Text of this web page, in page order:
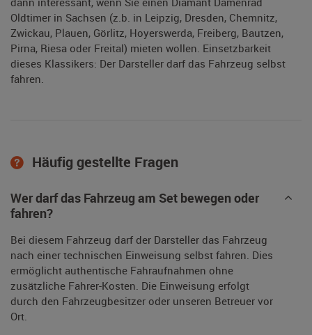
Oldtimer in Sachsen (z.b. in Leipzig, Dresden, Chemnitz,
Zwickau, Plauen, Görlitz, Hoyerswerda, Freiberg, Bautzen,
Pirna, Riesa oder Freital) mieten wollen. Einsetzbarkeit
dieses Klassikers: Der Darsteller darf das Fahrzeug selbst
fahren.
Häufig gestellte Fragen
Wer darf das Fahrzeug am Set bewegen oder
fahren?
Bei diesem Fahrzeug darf der Darsteller das Fahrzeug
nach einer technischen Einweisung selbst fahren. Dies
ermöglicht authentische Fahraufnahmen ohne
zusätzliche Fahrer-Kosten. Die Einweisung erfolgt
durch den Fahrzeugbesitzer oder unseren Betreuer vor
Ort.